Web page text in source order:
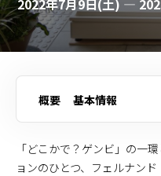
概要 基本情報
「どこかで？ゲンビ」の一
ョンのひとつ、フェルナン